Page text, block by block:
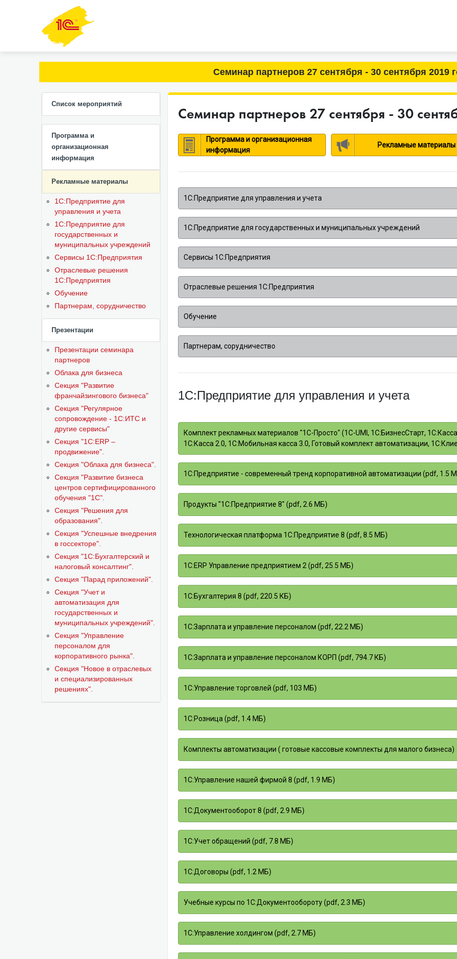
Семинар партнеров 27 сентября - 30 сентября 2019
Список мероприятий
Программа и
организационная
информация
Рекламные материалы
1С:Предприятие для
управления и учета
1С:Предприятие для
государственных и
муниципальных учреждений
Сервисы 1С:Предприятия
Отраслевые решения
1С:Предприятия
Обучение
Партнерам, сорудничество
Презентации
Презентации семинара
партнеров
Облака для бизнеса
Секция "Развитие
франчайзингового бизнеса"
Секция "Регулярное
сопровождение - 1С:ИТС и
другие сервисы"
Секция "1С:ERP –
продвижение".
Секция "Облака для бизнеса".
Секция "Развитие бизнеса
центров сертифицированного
обучения "1С".
Секция "Решения для
образования".
Секция "Успешные внедрения
в госсекторе".
Секция "1С:Бухгалтерский и
налоговый консалтинг".
Секция "Парад приложений".
Секция "Учет и
автоматизация для
государственных и
муниципальных учреждений".
Секция "Управление
персоналом для
корпоративного рынка".
Секция "Новое в отраслевых
и специализированных
решениях".
Семинар партнеров 27 сентября - 30
Программа и организационная
информация
Рекламные материалы
1С:Предприятие для управления и учета
1С:Предприятие для государственных и муниципальных учреждений
Сервисы 1С:Предприятия
Отраслевые решения 1С:Предприятия
Обучение
Партнерам, сорудничество
1С:Предприятие для управления и учета
Комплект рекламных материалов "1С-Просто" (1С-UMI, 1С:БизнесСтарт,
1С:Касса 2.0, 1С:Мобильная касса 3.0, Готовый комплект автоматизации,
1С:Предприятие - современный тренд корпоративной автоматизации (pdf, 1.5
Продукты "1С:Предприятие 8" (pdf, 2.6 МБ)
Технологическая платформа 1С:Предприятие 8 (pdf, 8.5 МБ)
1С:ERP Управление предприятием 2 (pdf, 25.5 МБ)
1С:Бухгалтерия 8 (pdf, 220.5 КБ)
1С:Зарплата и управление персоналом (pdf, 22.2 МБ)
1С:Зарплата и управление персоналом КОРП (pdf, 794.7 КБ)
1С:Управление торговлей (pdf, 103 МБ)
1С:Розница (pdf, 1.4 МБ)
Комплекты автоматизации ( готовые кассовые комплекты для малого бизнеса)
1С:Управление нашей фирмой 8 (pdf, 1.9 МБ)
1С:Документооборот 8 (pdf, 2.9 МБ)
1С:Учет обращений (pdf, 7.8 МБ)
1С:Договоры (pdf, 1.2 МБ)
Учебные курсы по 1С:Документообороту (pdf, 2.3 МБ)
1С:Управление холдингом (pdf, 2.7 МБ)